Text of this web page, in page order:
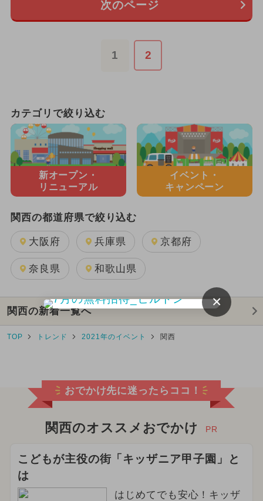
次のページ
1 2
カテゴリで絞り込む
新オープン・
リニューアル
イベント・
キャンペーン
関西の都道府県で絞り込む
大阪府 兵庫県 京都府
奈良県 和歌山県
関西の新着一覧へ
TOP トレンド 2021年のイベント 関西
おでかけ先に迷ったらココ！
関西のオススメおでかけ PR
こどもが主役の街「キッザニア甲子園」と
は
はじめてでも安心！キッザ
×